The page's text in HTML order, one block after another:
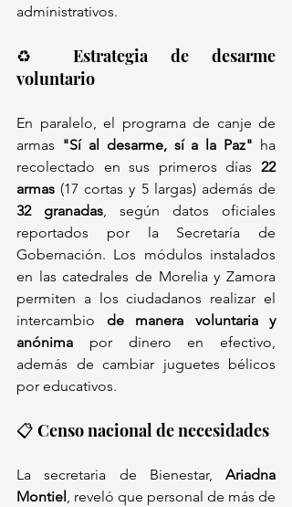
administrativos.
♻️ Estrategia de desarme
voluntario
En paralelo, el programa de canje de
armas "Sí al desarme, sí a la Paz" ha
recolectado en sus primeros días 22
armas
32 granadas, según datos oficiales
reportados por la Secretaría de
Gobernación. Los módulos instalados
en las catedrales de Morelia y Zamora
permiten a los ciudadanos realizar el
intercambio de manera voluntaria y
anónima por dinero en efectivo,
además de cambiar juguetes bélicos
por educativos.
📋 Censo nacional de necesidades
La secretaria de Bienestar, Ariadna
Montiel, reveló que personal de más de